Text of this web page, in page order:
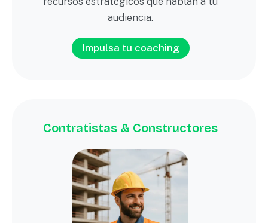
audiencia.
Impulsa tu coaching
Contratistas & Constructores